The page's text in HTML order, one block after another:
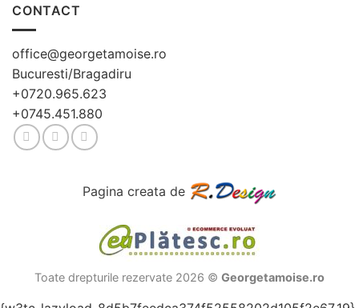
CONTACT
office@georgetamoise.ro
Bucuresti/Bragadiru
+0720.965.623
+0745.451.880
Pagina creata de
Toate drepturile rezervate 2026 © Georgetamoise.ro